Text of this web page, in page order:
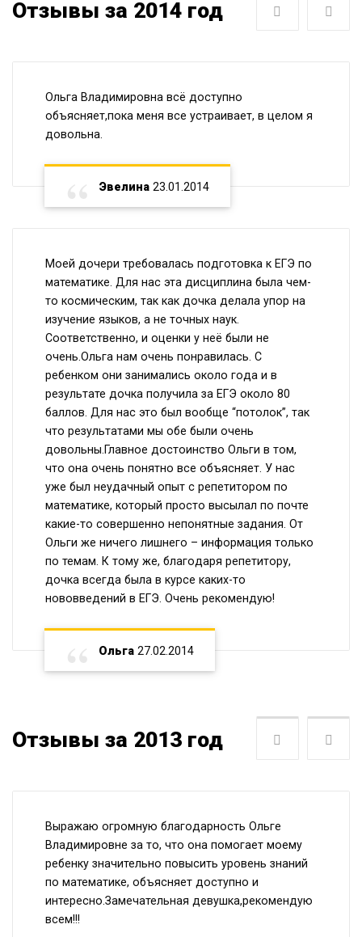
Отзывы за 2014 год Следующая
Ольга Владимировна всё доступно
объясняет,пока меня все устраивает, в целом я
довольна.
Эвелина 23.01.2014
Моей дочери требовалась подготовка к ЕГЭ по
математике. Для нас эта дисциплина была чем-
то космическим, так как дочка делала упор на
изучение языков, а не точных наук.
Соответственно, и оценки у неё были не
очень.Ольга нам очень понравилась. С
ребенком они занимались около года и в
результате дочка получила за ЕГЭ около 80
баллов. Для нас это был вообще “потолок”, так
что результатами мы обе были очень
довольны.Главное достоинство Ольги в том,
что она очень понятно все объясняет. У нас
уже был неудачный опыт с репетитором по
математике, который просто высылал по почте
какие-то совершенно непонятные задания. От
Ольги же ничего лишнего – информация только
по темам. К тому же, благодаря репетитору,
дочка всегда была в курсе каких-то
нововведений в ЕГЭ. Очень рекомендую!
Ольга 27.02.2014
Отзывы за 2013 год Следующая
Выражаю огромную благодарность Ольге
Владимировне за то, что она помогает моему
ребенку значительно повысить уровень знаний
по математике, объясняет доступно и
интересно.Замечательная девушка,рекомендую
всем!!!